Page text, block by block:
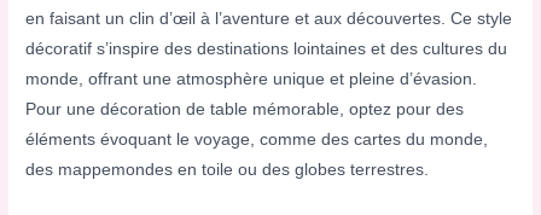
en faisant un clin d’œil à l’aventure et aux découvertes. Ce style
décoratif s’inspire des destinations lointaines et des cultures du
monde, offrant une atmosphère unique et pleine d’évasion.
Pour une décoration de table mémorable, optez pour des
éléments évoquant le voyage, comme des cartes du monde,
des mappemondes en toile ou des globes terrestres.